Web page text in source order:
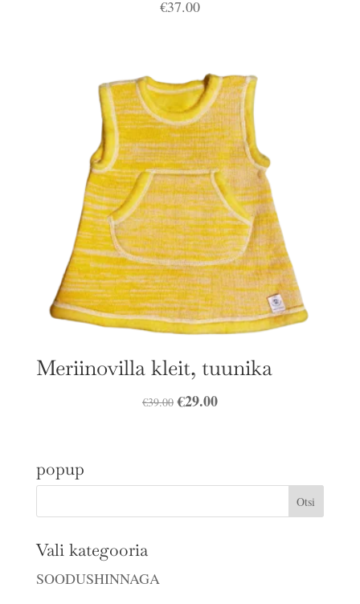
€37.00
Meriinovilla kleit, tuunika
€39.00 Algne
€29.00Praegune
popup
Vali kategooria
SOODUSHINNAGA